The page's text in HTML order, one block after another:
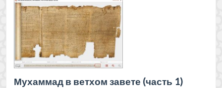
Мухаммад в ветхом завете (часть 1)